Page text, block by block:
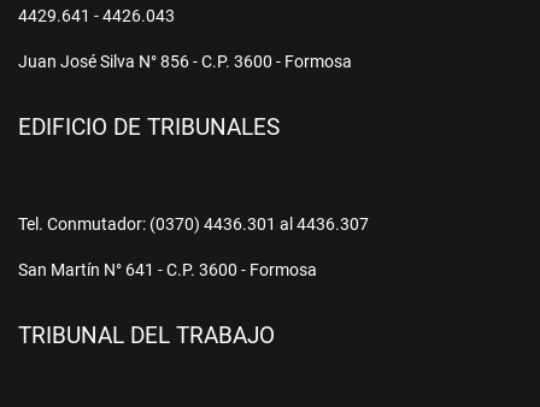
4429.641 - 4426.043
Juan José Silva N° 856 - C.P. 3600 - Formosa
EDIFICIO DE TRIBUNALES
Tel. Conmutador: (0370) 4436.301 al 4436.307
San Martín N° 641 - C.P. 3600 - Formosa
TRIBUNAL DEL TRABAJO